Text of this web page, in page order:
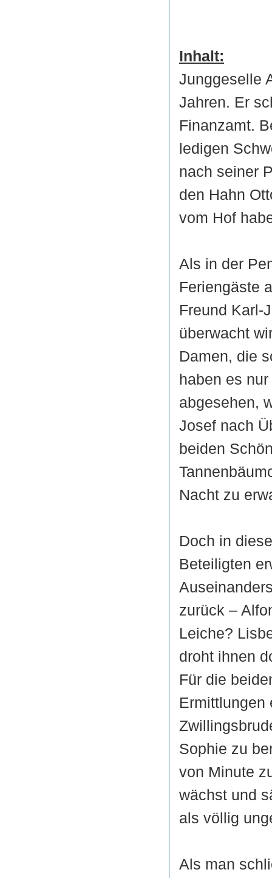
Inhalt:
Junggeselle
Jahren. Er
Finanzamt.
ledigen
nach seiner
den Hahn
vom Hof
Als in der
Feriengäste
Freund Karl-
überwacht
Damen, die
haben es
abgesehen,
Josef nach
beiden
Nacht zu
Doch in
Beteiligten
zurück –
Leiche?
droht ihnen
Für die
Ermittlungen
Sophie zu
von Minute
wächst und
als völlig
Als man